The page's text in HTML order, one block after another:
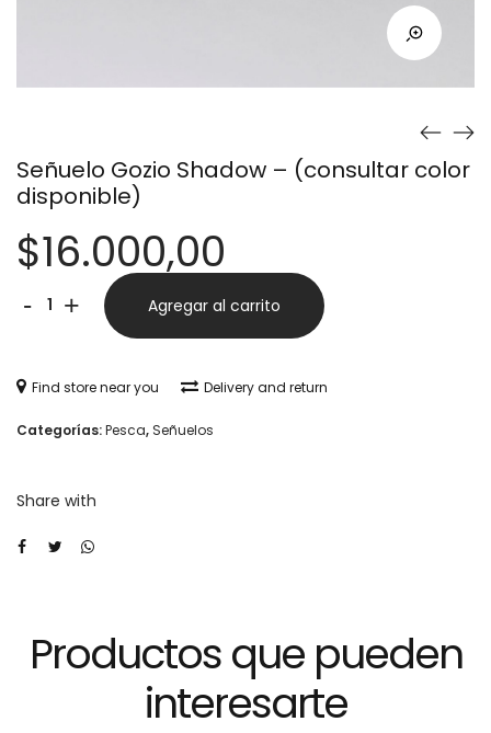
Señuelo Gozio Shadow – (consultar color
disponible)
$16.000,00
-
-
(consultar
disponible)
cantidad
+ Agregar al carrito
Find store near you Delivery and return
Categorías:Pesca, Señuelos
Share with
Productos que pueden
interesarte